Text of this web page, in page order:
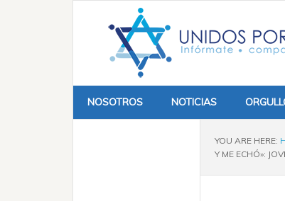
NOSOTROS NOTICIAS
YOU ARE HERE:
Y ME ECHÓ»: